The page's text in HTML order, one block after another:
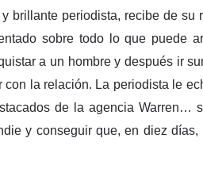
brillante periodista, recibe de su
sobre todo lo que puede
a un hombre y después ir
la relación. La periodista le
de la agencia Warren…
y conseguir que, en diez